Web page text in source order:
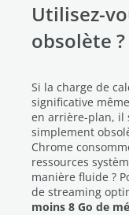
Utilisez-
obsolète ?
Si la charge de
significative
en arrière-plan, il
simplement
Chrome
ressources
manière fluide ?
de streaming
moins 8 Go de